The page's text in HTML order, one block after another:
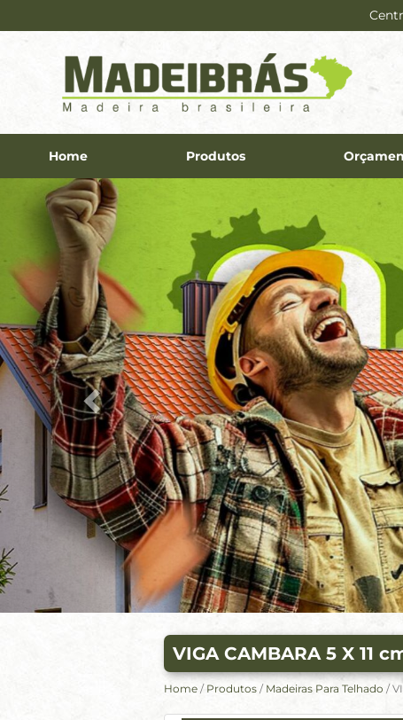
Home Produtos
Previous
VIGA CAMBARA 5 X 11
Home/ Produtos / Madeiras Para Telhado /